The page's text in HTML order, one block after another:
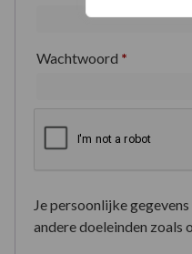
Wachtwoord *
Je persoonlijke
andere doeleinden zoals